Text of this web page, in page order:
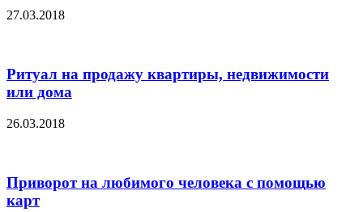
27.03.2018
Ритуал на продажу квартиры, недвижимости
или дома
26.03.2018
Приворот на любимого человека с помощью
карт